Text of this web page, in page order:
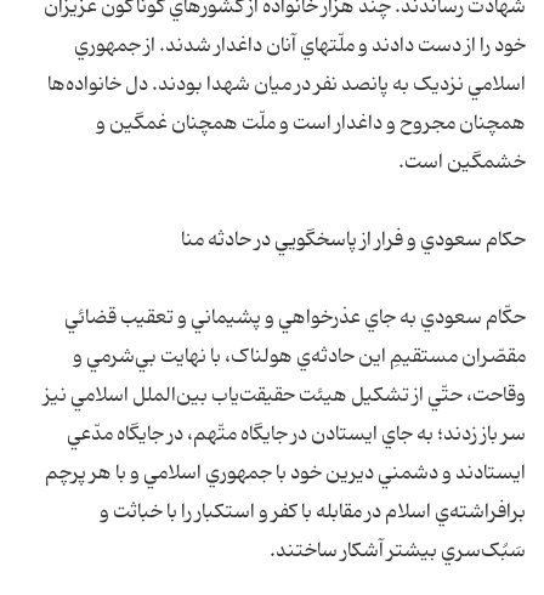
شهادت رساندند. چند هزار خانواده از کشورهاي گوناگون عزيزان
خود را از دست دادند و ملّتهاي آنان داغدار شدند. از جمهوري
اسلامي نزديک به پانصد نفر در ميان شهدا بودند. دل خانواده‌ها
همچنان مجروح و داغدار است و ملّت همچنان غمگين و
خشمگين است.
حکام سعودي و فرار از پاسخگويي در حادثه منا
حکّام سعودي به جاي عذرخواهي و پشيماني و تعقيب قضائي
مقصّران مستقيمِ اين حادثه‌ي هولناک، با نهايت بي‌شرمي و
وقاحت، حتّي از تشکيل هيئت حقيقت‌ياب بين‌الملل اسلامي نيز
سر باز زدند؛ به جاي ايستادن در جايگاه متّهم، در جايگاه مدّعي
ايستادند و دشمني ديرين خود با جمهوري اسلامي و با هر پرچم
برافراشته‌ي اسلام در مقابله با کفر و استکبار را با خباثت و
سَبُک‌سري بيشتر آشکار ساختند.